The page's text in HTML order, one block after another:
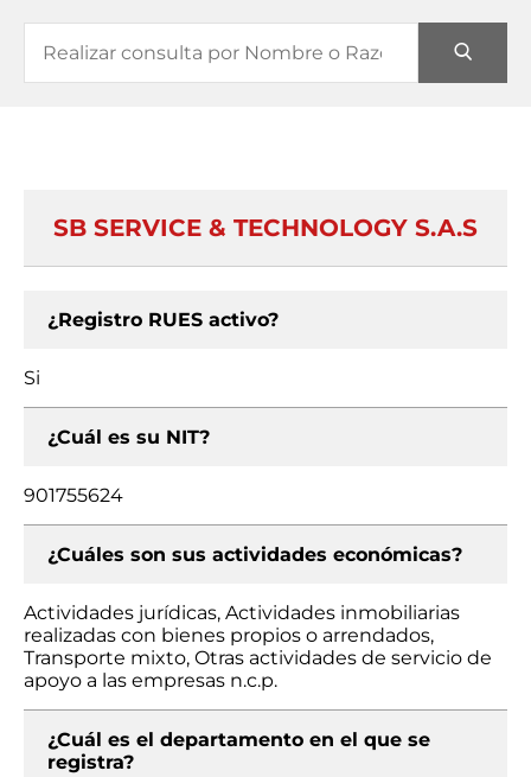
SB SERVICE & TECHNOLOGY S.A.S
¿Registro RUES activo?
Si
¿Cuál es su NIT?
901755624
¿Cuáles son sus actividades económicas?
Actividades jurídicas, Actividades inmobiliarias
realizadas con bienes propios o arrendados,
Transporte mixto, Otras actividades de servicio de
apoyo a las empresas n.c.p.
¿Cuál es el departamento en el que se
registra?